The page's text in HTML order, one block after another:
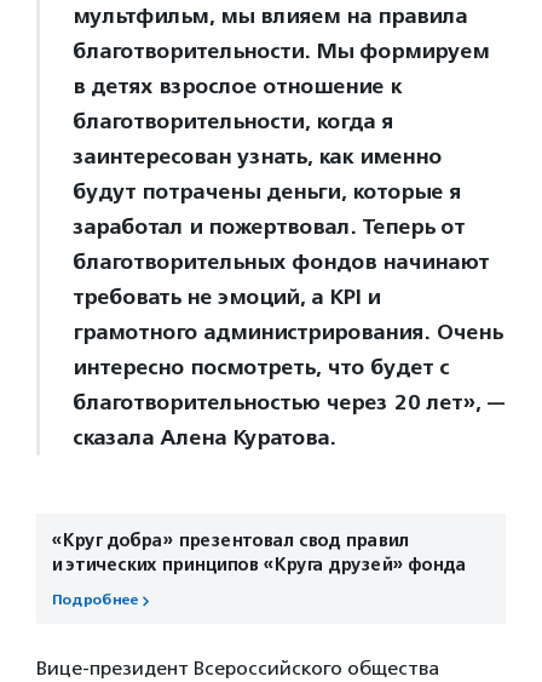
мультфильм, мы влияем на правила
благотворительности. Мы формируем
в детях взрослое отношение к
благотворительности, когда я
заинтересован узнать, как именно
будут потрачены деньги, которые я
заработал и пожертвовал. Теперь от
благотворительных фондов начинают
требовать не эмоций, а KPI и
грамотного администрирования. Очень
интересно посмотреть, что будет с
благотворительностью через 20 лет», —
сказала Алена Куратова.
«Круг добра» презентовал свод правил
и этических принципов «Круга друзей» фонда
Подробнее
Вице-президент Всероссийского общества